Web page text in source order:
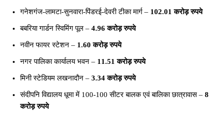
गनेशगंज-लामटा-सुनवारा-पिंडरई-देवरी टीका मार्ग – 102.01 करोड़ रुपये
बबरिया गार्डन स्विमिंग पूल – 4.96 करोड़ रुपये
नवीन फायर स्टेशन – 1.60 करोड़ रुपये
नगर पालिका कार्यालय भवन – 11.51 करोड़ रुपये
मिनी स्टेडियम लखनादौन – 3.34 करोड़ रुपये
संदीपनि विद्यालय धूमा में 100-100 सीटर बालक एवं बालिका छात्रावास – 8
करोड़ रुपये